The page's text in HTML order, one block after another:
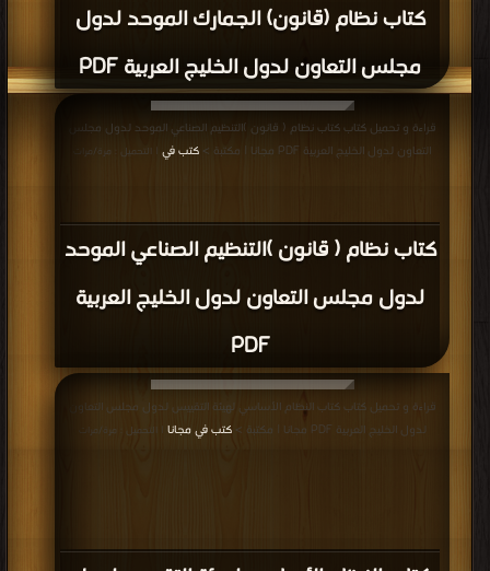
كتاب نظام (قانون) الجمارك الموحد لدول
مجلس التعاون لدول الخليج العربية PDF
كتاب نظام ( قانون )التنظيم الصناعي الموحد
لدول مجلس التعاون لدول الخليج العربية
PDF
قراءة و تحميل كتاب كتاب نظام ( قانون )التنظيم الصناعي الموحد لدول مجلس
التعاون لدول الخليج العربية PDF مجانا | مكتبة >
كتب في | التحميل : مرة/مرات
قراءة و تحميل كتاب كتاب النظام الأساسي لهيئة التقييس لدول مجلس التعاون
لدول الخليج العربية PDF مجانا | مكتبة >
كتب في مجانا | التحميل : مرة/مرات